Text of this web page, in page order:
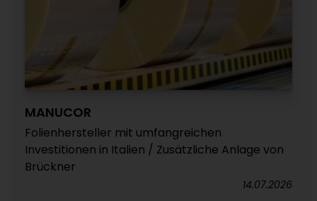
MANUCOR
Folienhersteller mit umfangreichen
Investitionen in Italien / Zusätzliche Anlage von
Brückner
14.07.2026